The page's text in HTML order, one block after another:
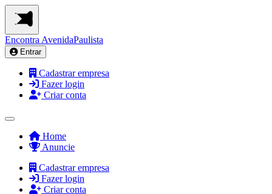
Encontra AvenidaPaulista
Entrar
Cadastrar empresa
Fazer login
Criar conta
Home
Anuncie
Cadastrar empresa
Fazer login
Criar conta